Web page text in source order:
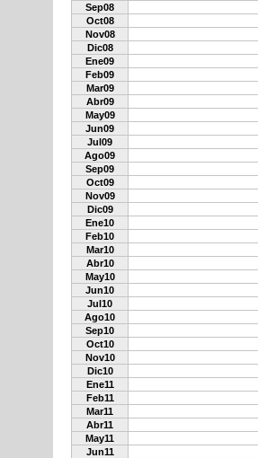
Sep08
Oct08
Nov08
Dic08
Ene09
Feb09
Mar09
Abr09
May09
Jun09
Jul09
Ago09
Sep09
Oct09
Nov09
Dic09
Ene10
Feb10
Mar10
Abr10
May10
Jun10
Jul10
Ago10
Sep10
Oct10
Nov10
Dic10
Ene11
Feb11
Mar11
Abr11
May11
Jun11